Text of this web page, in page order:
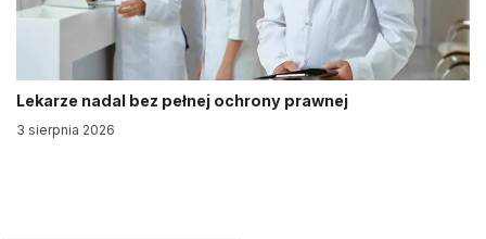
Lekarze nadal bez pełnej ochrony prawnej
3 sierpnia 2026